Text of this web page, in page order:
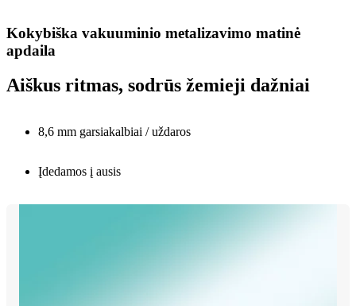
Kokybiška vakuuminio metalizavimo matinė
apdaila
Aiškus ritmas, sodrūs žemieji dažniai
8,6 mm garsiakalbiai / uždaros
Įdedamos į ausis